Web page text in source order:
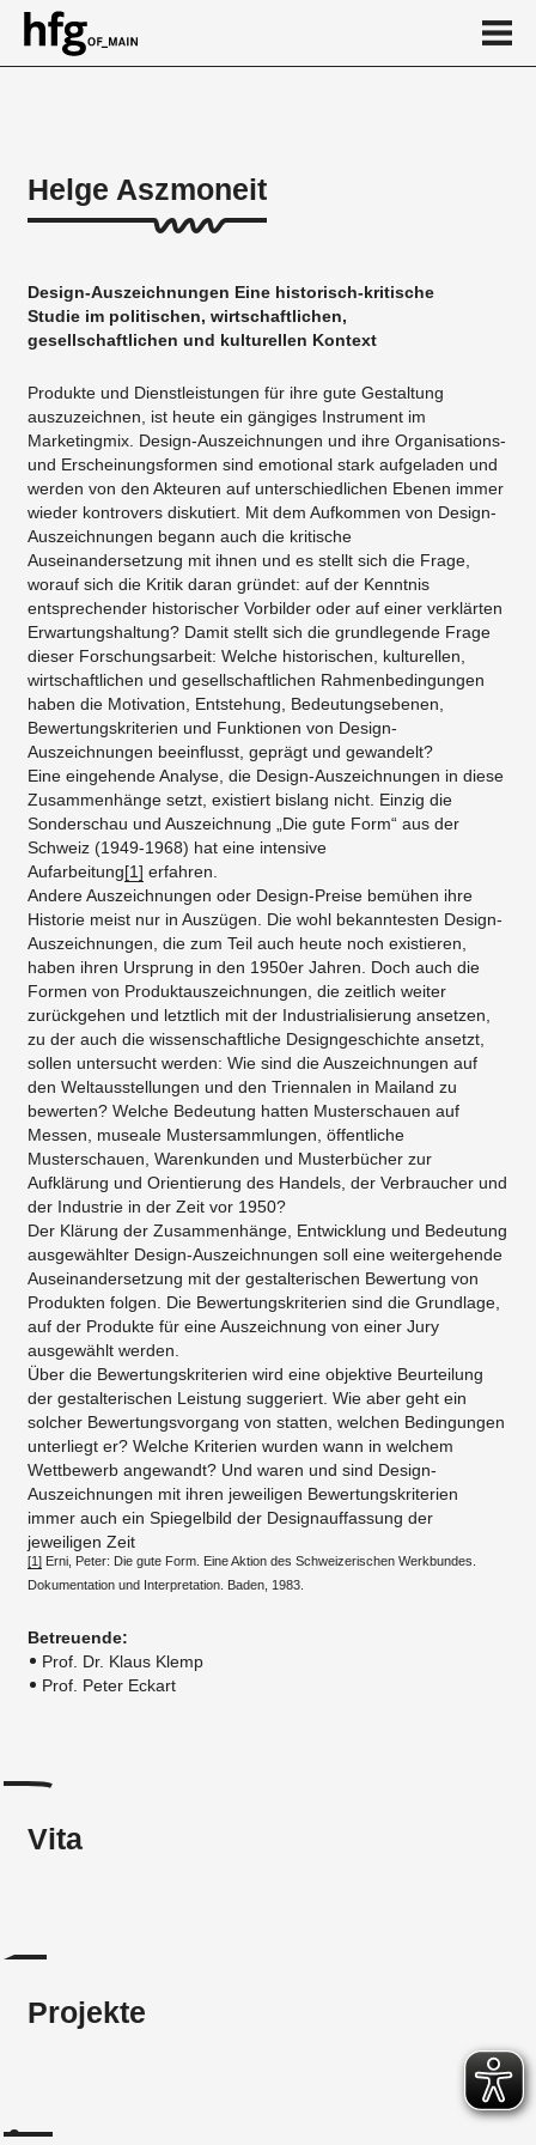
Über
Projekte
...
Helge Aszmoneit
Design-Auszeichnungen Eine historisch-kritische
Studie im politischen, wirtschaftlichen,
gesellschaftlichen und kulturellen Kontext
Produkte und Dienstleistungen für ihre gute Gestaltung
auszuzeichnen, ist heute ein gängiges Instrument im
Marketingmix. Design-Auszeichnungen und ihre Organisations-
und Erscheinungsformen sind emotional stark aufgeladen und
werden von den Akteuren auf unterschiedlichen Ebenen immer
wieder kontrovers diskutiert. Mit dem Aufkommen von Design-
Auszeichnungen begann auch die kritische
Auseinandersetzung mit ihnen und es stellt sich die Frage,
worauf sich die Kritik daran gründet: auf der Kenntnis
entsprechender historischer Vorbilder oder auf einer verklärten
Erwartungshaltung? Damit stellt sich die grundlegende Frage
dieser Forschungsarbeit: Welche historischen, kulturellen,
wirtschaftlichen und gesellschaftlichen Rahmenbedingungen
haben die Motivation, Entstehung, Bedeutungsebenen,
Bewertungskriterien und Funktionen von Design-
Auszeichnungen beeinflusst, geprägt und gewandelt?
Eine eingehende Analyse, die Design-Auszeichnungen in diese
Zusammenhänge setzt, existiert bislang nicht. Einzig die
Sonderschau und Auszeichnung „Die gute Form“ aus der
Schweiz (1949-1968) hat eine intensive
Aufarbeitung[1] erfahren.
Andere Auszeichnungen oder Design-Preise bemühen ihre
Historie meist nur in Auszügen. Die wohl bekanntesten Design-
Auszeichnungen, die zum Teil auch heute noch existieren,
haben ihren Ursprung in den 1950er Jahren. Doch auch die
Formen von Produktauszeichnungen, die zeitlich weiter
zurückgehen und letztlich mit der Industrialisierung ansetzen,
zu der auch die wissenschaftliche Designgeschichte ansetzt,
sollen untersucht werden: Wie sind die Auszeichnungen auf
den Weltausstellungen und den Triennalen in Mailand zu
bewerten? Welche Bedeutung hatten Musterschauen auf
Messen, museale Mustersammlungen, öffentliche
Musterschauen, Warenkunden und Musterbücher zur
Aufklärung und Orientierung des Handels, der Verbraucher und
der Industrie in der Zeit vor 1950?​
​Der Klärung der Zusammenhänge, Entwicklung und Bedeutung
ausgewählter Design-Auszeichnungen soll eine weitergehende
Auseinandersetzung mit der gestalterischen Bewertung von
Produkten folgen. Die Bewertungskriterien sind die Grundlage,
auf der Produkte für eine Auszeichnung von einer Jury
ausgewählt werden.
Über die Bewertungskriterien wird eine objektive Beurteilung
der gestalterischen Leistung suggeriert. Wie aber geht ein
solcher Bewertungsvorgang von statten, welchen Bedingungen
unterliegt er? Welche Kriterien wurden wann in welchem
Wettbewerb angewandt? Und waren und sind Design-
Auszeichnungen mit ihren jeweiligen Bewertungskriterien
immer auch ein Spiegelbild der Designauffassung der
jeweiligen Zeit​
[1] Erni, Peter: Die gute Form. Eine Aktion des Schweizerischen Werkbundes.
Dokumentation und Interpretation. Baden, 1983.
Betreuende:
Prof. Dr. Klaus Klemp
Prof. Peter Eckart
Vita
Projekte